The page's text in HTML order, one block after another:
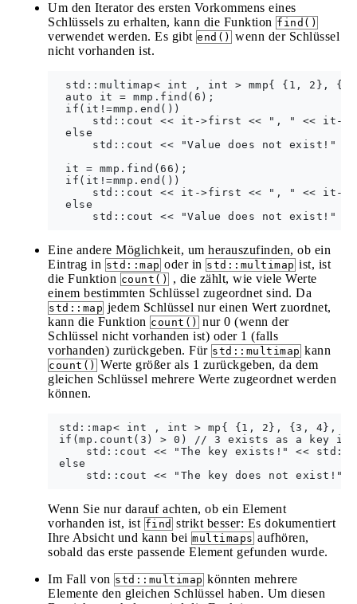
Um den Iterator des ersten Vorkommens eines
Schlüssels zu erhalten, kann die Funktion find()
verwendet werden. Es gibt end() wenn der Schlüssel
nicht vorhanden ist.
std::multimap< int , int > mmp{ {1, 2},
  auto it = mmp.find(6);
  if(it!=mmp.end())
std::cout << it->first << ", " << it-
  else
std::cout << "Value does not exist!"
  it = mmp.find(66);
  if(it!=mmp.end())
std::cout << it->first << ", " << it-
  else
Eine andere Möglichkeit, um herauszufinden, ob ein
Eintrag in std::map oder in std::multimap ist, ist
die Funktion count()
, die zählt, wie viele Werte
einem bestimmten Schlüssel zugeordnet sind. Da
std::map jedem Schlüssel nur einen Wert zuordnet,
kann die Funktion count() nur 0 (wenn der
Schlüssel nicht vorhanden ist) oder 1 (falls
vorhanden) zurückgeben. Für std::multimap kann
count() Werte größer als 1 zurückgeben, da dem
gleichen Schlüssel mehrere Werte zugeordnet werden
können.
std::map< int , int > mp{ {1, 2}, {3, 4},
if(mp.count(3) > 0) // 3 exists as a key in
std::cout << "The key exists!" <<
else
Wenn Sie nur darauf achten, ob ein Element
vorhanden ist, ist find strikt besser: Es dokumentiert
Ihre Absicht und kann bei multimaps aufhören,
sobald das erste passende Element gefunden wurde.
Im Fall von std::multimap könnten mehrere
Elemente den gleichen Schlüssel haben. Um diesen